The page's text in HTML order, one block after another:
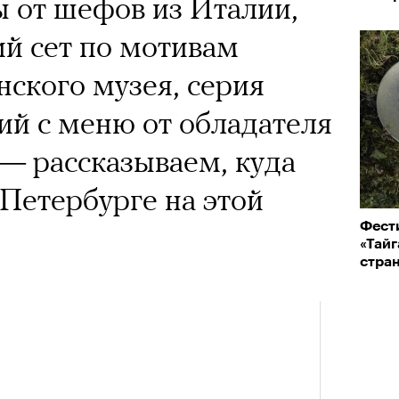
«РБК
от шефов из Италии,
сет по мотивам
музея, серия
с меню от обладателя
рассказываем, куда
на этой
остросоциальные
канал «РБК Стиль»
голливудские левые и черный